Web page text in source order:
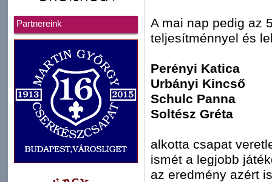
Partnereink
A mai nap pedig az
teljesítménnyel és
Perényi Katica
Urbányi Kincső
Schulc Panna
Soltész Gréta
alkotta csapat
ismét a legjobb
az eredmény azért